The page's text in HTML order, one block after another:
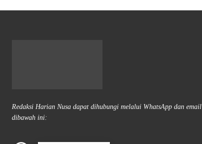
Redaksi Harian Nusa dapat dihubungi melalui WhatsApp dan email
dibawah ini: